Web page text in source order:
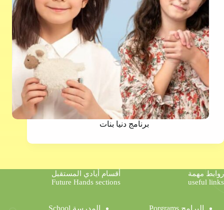
برنامج دنيا بنات
روابط مهمة
useful links
البرامج Porgrams
أقسام أيادي المستقبل
Future Hands sections
المدرسة School